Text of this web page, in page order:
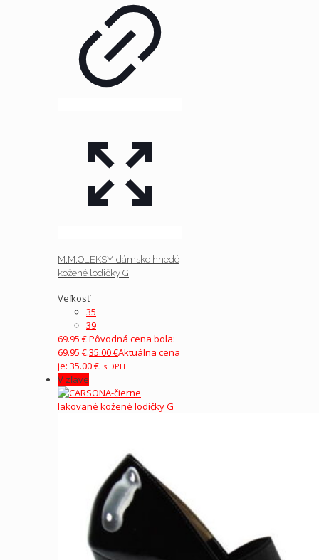
M.M.OLEKSY-dámske hnedé
kožené lodičky G
Veľkosť
35
39
69.95€Pôvodná cena bola:
69.95 €.35.00€Aktuálna cena
je: 35.00 €. s DPH
V zľave